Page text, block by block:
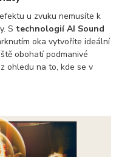
u zvuku nemusíte k
S technologií AI Sound
oka vytvoříte ideální
obohatí podmanivé
ohledu na to, kde se v